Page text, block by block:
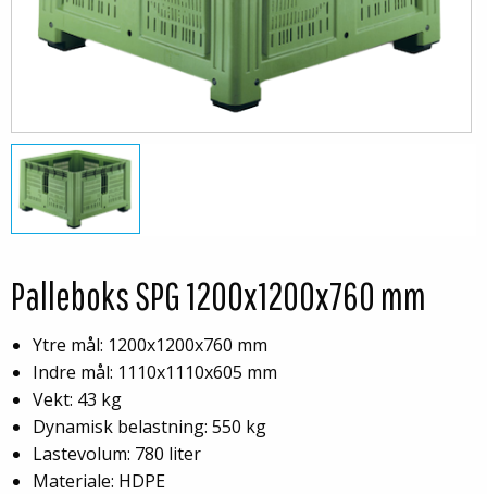
Palleboks SPG 1200x1200x760 mm
Ytre mål: 1200x1200x760 mm
Indre mål: 1110x1110x605 mm
Vekt: 43 kg
Dynamisk belastning: 550 kg
Lastevolum: 780 liter
Materiale: HDPE